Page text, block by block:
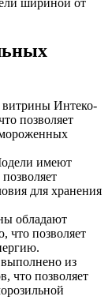
шириной от
Интеко-
позволяет
имеют
для хранения
обладают
что позволяет
из
что позволяет